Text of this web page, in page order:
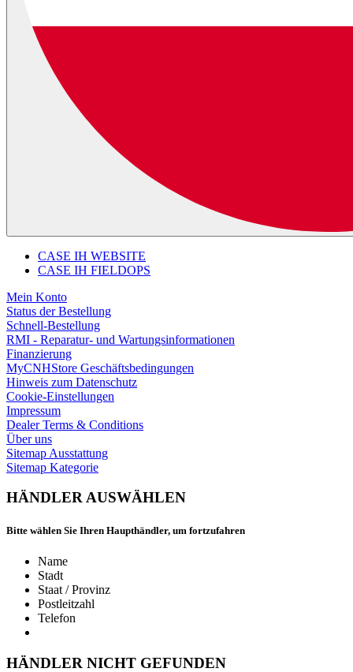
CASE IH WEBSITE
CASE IH FIELDOPS
Mein Konto
Status der Bestellung
Schnell-Bestellung
RMI - Reparatur- und Wartungsinformationen
Finanzierung
MyCNHStore Geschäftsbedingungen
Hinweis zum Datenschutz
Cookie-Einstellungen
Impressum
Dealer Terms & Conditions
Über uns
Sitemap Ausstattung
Sitemap Kategorie
HÄNDLER AUSWÄHLEN
Bitte wählen Sie Ihren Haupthändler, um fortzufahren
Name
Stadt
Staat / Provinz
Postleitzahl
Telefon
HÄNDLER NICHT GEFUNDEN